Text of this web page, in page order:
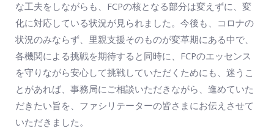
な工夫をしながらも、FCPの核となる部分は変えずに、変
化に対応している状況が見られました。今後も、コロナの
状況のみならず、里親支援そのものが変革期にある中で、
各機関による挑戦を期待すると同時に、FCPのエッセンス
を守りながら安心して挑戦していただくためにも、迷うこ
とがあれば、事務局にご相談いただきながら、進めていた
だきたい旨を、ファシリテーターの皆さまにお伝えさせて
いただきました。